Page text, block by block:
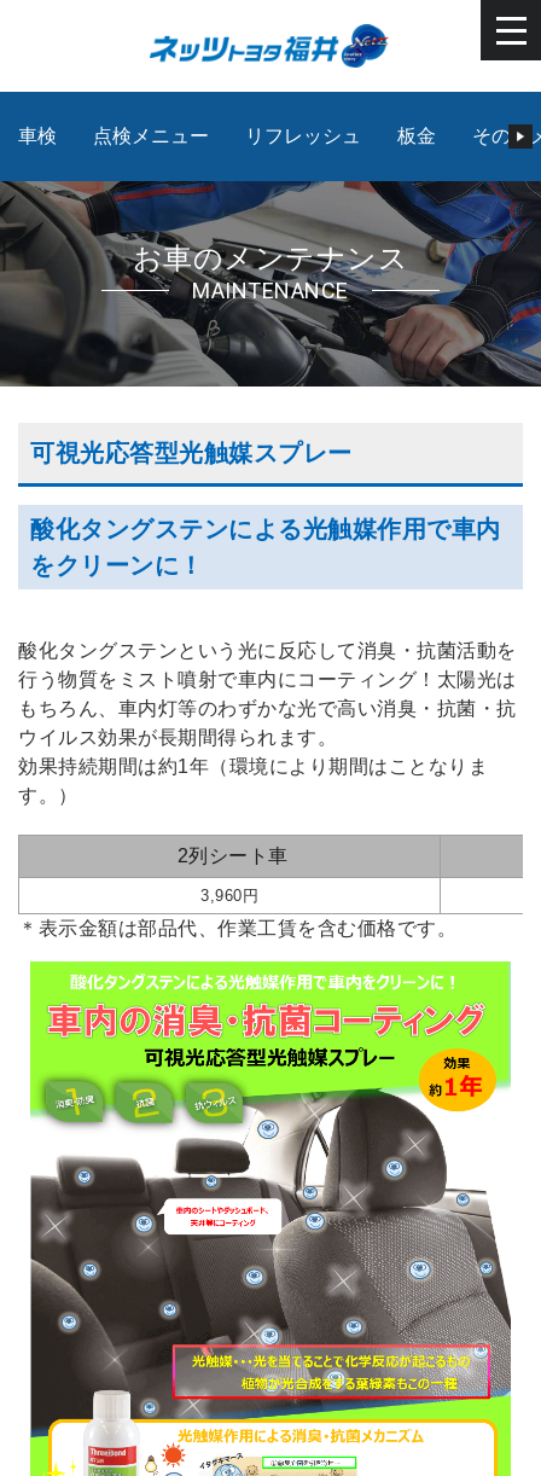
車検 点検メニュー リフレッシュ 板金 その他
お車のメンテナンス
MAINTENANCE
可視光応答型光触媒スプレー
酸化タングステンによる光触媒作用で車内
をクリーンに！
酸化タングステンという光に反応して消臭・抗菌活動を
行う物質をミスト噴射で車内にコーティング！太陽光は
もちろん、車内灯等のわずかな光で高い消臭・抗菌・抗
ウイルス効果が長期間得られます。
効果持続期間は約1年（環境により期間はことなりま
す。）
2列シート車
3,960円
＊表示金額は部品代、作業工賃を含む価格です。